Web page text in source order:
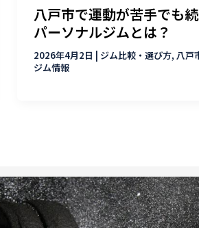
八戸市で運動が苦手でも
パーソナルジムとは？
2026年4月2日 | ジム比較・選び方, 八戸
ジム情報